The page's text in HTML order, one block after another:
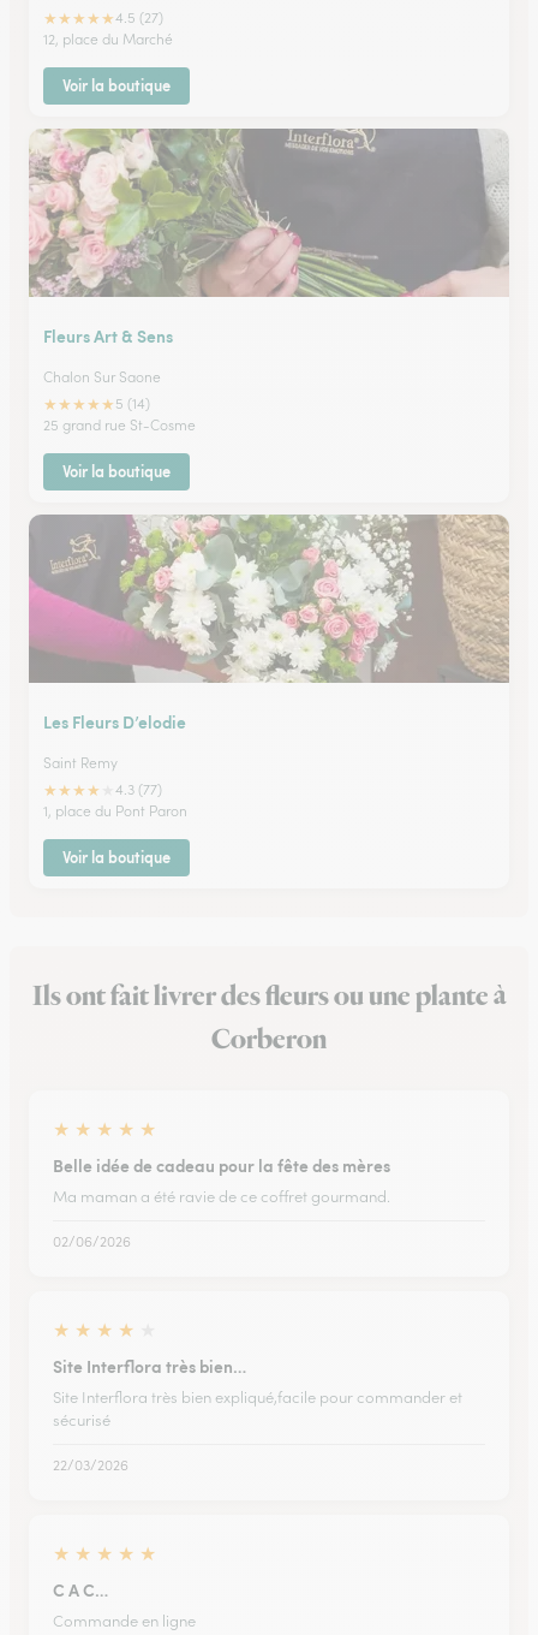
★★★★★4.5 (27)
12, place du Marché
Voir la boutique
Fleurs Art & Sens
Chalon Sur Saone
★★★★★ 5 (14)
25 grand rue St-Cosme
Voir la boutique
Les Fleurs D’elodie
Saint Remy
★★★★
4.3 (77)
1, place du Pont Paron
Voir la boutique
Ils ont fait livrer des fleurs ou une plante à
Corberon
★ ★ ★ ★ ★
Belle idée de cadeau pour la fête des mères
Ma maman a été ravie de ce coffret gourmand.
02/06/2026
★ ★ ★ ★
Site Interflora très bien…
Site Interflora très bien expliqué,facile pour commander et
sécurisé
22/03/2026
★ ★ ★ ★ ★
C A C…
Commande en ligne